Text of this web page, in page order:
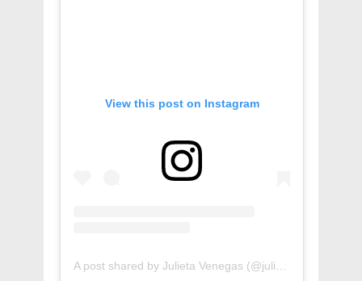
View this post on Instagram